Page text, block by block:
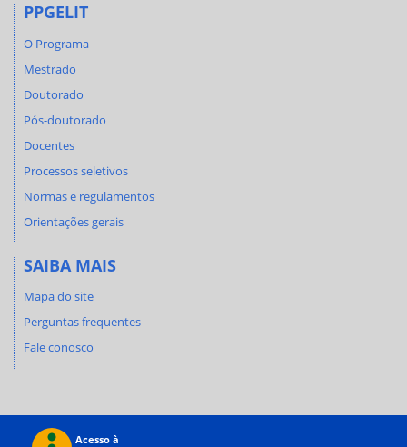
PPGELIT
O Programa
Mestrado
Doutorado
Pós-doutorado
Docentes
Processos seletivos
Normas e regulamentos
Orientações gerais
SAIBA MAIS
Mapa do site
Perguntas frequentes
Fale conosco